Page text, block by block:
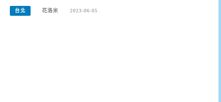
台北 花洛米 2023-06-05